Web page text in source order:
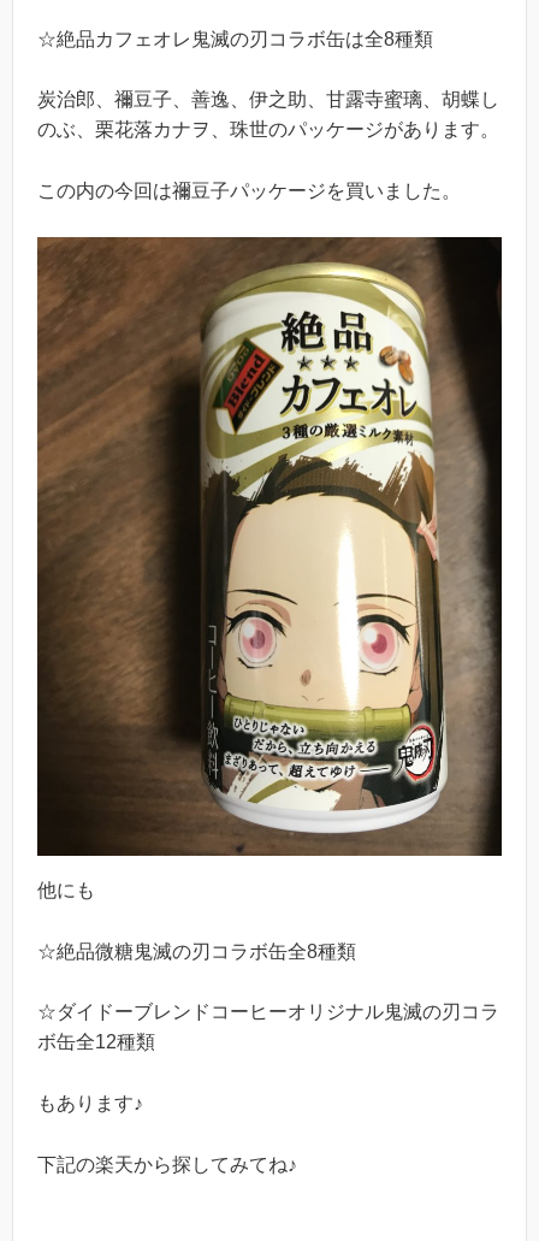
☆絶品カフェオレ鬼滅の刃コラボ缶は全8種類
炭治郎、禰豆子、善逸、伊之助、甘露寺蜜璃、胡蝶し
のぶ、栗花落カナヲ、珠世のパッケージがあります。
この内の今回は禰豆子パッケージを買いました。
他にも
☆絶品微糖鬼滅の刃コラボ缶全8種類
☆ダイドーブレンドコーヒーオリジナル鬼滅の刃コラ
ボ缶全12種類
もあります♪
下記の楽天から探してみてね♪